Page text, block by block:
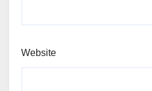
Website